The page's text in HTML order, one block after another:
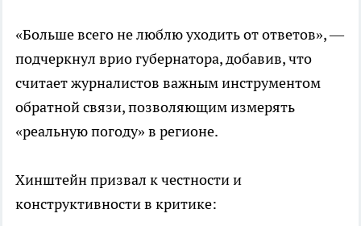
«Больше всего не люблю уходить от ответов», —
подчеркнул врио губернатора, добавив, что
считает журналистов важным инструментом
обратной связи, позволяющим измерять
«реальную погоду» в регионе.
Хинштейн призвал к честности и
конструктивности в критике: